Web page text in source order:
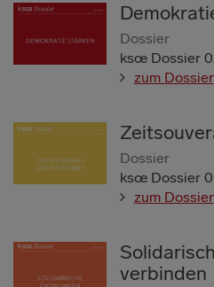
Dossier
ksœ Dossier
zum Dossier
Dossier
ksœ Dossier
zum Dossier
verbinden